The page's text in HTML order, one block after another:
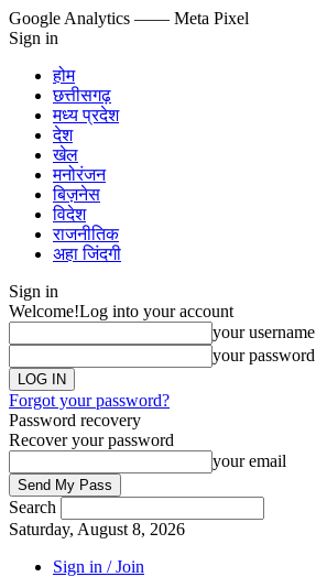
Google Analytics —— Meta Pixel
Sign in
होम
छत्तीसगढ़
मध्य प्रदेश
देश
खेल
मनोरंजन
बिज़नेस
विदेश
राजनीतिक
अहा जिंदगी
Sign in
Welcome!Log into your account
your username
your password
Forgot your password?
Password recovery
Recover your password
your email
Search
Saturday, August 8, 2026
Sign in / Join